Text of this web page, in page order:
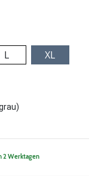
L
XL
2 Werktagen